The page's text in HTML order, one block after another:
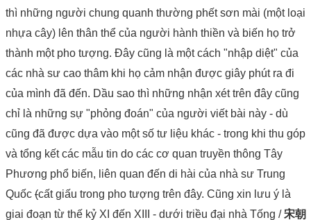
thì những người chung quanh thường phết sơn mài (một loại
nhựa cây) lên thân thể của người hành thiền và biến họ trở
thành một pho tượng. Đây cũng là một cách "nhập diệt" của
các nhà sư cao thâm khi họ cảm nhận được giây phút ra đi
của mình đã đến. Dầu sao thì những nhận xét trên đây cũng
chỉ là những sự "phỏng đoán" của người viết bài này - dù
cũng đã được dựa vào một số tư liệu khác - trong khi thu góp
và tổng kết các mẫu tin do các cơ quan truyền thông Tây
Phương phổ biến, liên quan đến di hài của nhà sư Trung
Quốc (cất giấu trong pho tượng trên đây. Cũng xin lưu ý là
giai đoạn từ thế kỷ XI đến XIII - dưới triều đại nhà Tống /宋朝